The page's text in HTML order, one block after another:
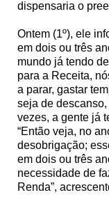
dispensaria o
Ontem (1º), ele
em dois ou três
mundo já tendo
para a Receita,
a parar, gastar
seja de
vezes, a gente já
“Então veja, no
desobrigação;
em dois ou três
necessidade de
Renda”,